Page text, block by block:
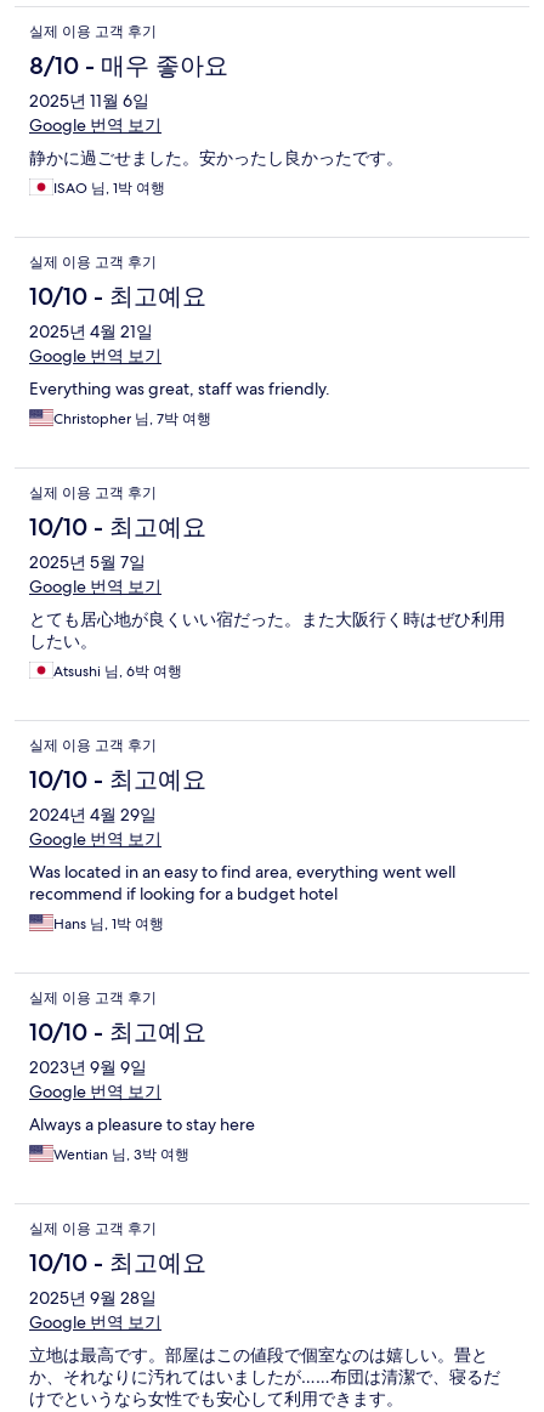
실제 이용 고객 후기
8/10 - 매우 좋아요
2025년 11월 6일
Google 번역 보기
静かに過ごせました。安かったし良かったです。
ISAO 님, 1박 여행
실제 이용 고객 후기
10/10 - 최고예요
2025년 4월 21일
Google 번역 보기
Everything was great, staff was friendly.
Christopher 님, 7박 여행
실제 이용 고객 후기
10/10 - 최고예요
2025년 5월 7일
Google 번역 보기
とても居心地が良くいい宿だった。また大阪行く時はぜひ利用
したい。
Atsushi 님, 6박 여행
실제 이용 고객 후기
10/10 - 최고예요
2024년 4월 29일
Google 번역 보기
Was located in an easy to find area, everything went well
recommend if looking for a budget hotel
Hans 님, 1박 여행
실제 이용 고객 후기
10/10 - 최고예요
2023년 9월 9일
Google 번역 보기
Always a pleasure to stay here
Wentian 님, 3박 여행
실제 이용 고객 후기
10/10 - 최고예요
2025년 9월 28일
Google 번역 보기
立地は最高です。部屋はこの値段で個室なのは嬉しい。畳と
か、それなりに汚れてはいましたが……布団は清潔で、寝るだ
けでというなら女性でも安心して利用できます。